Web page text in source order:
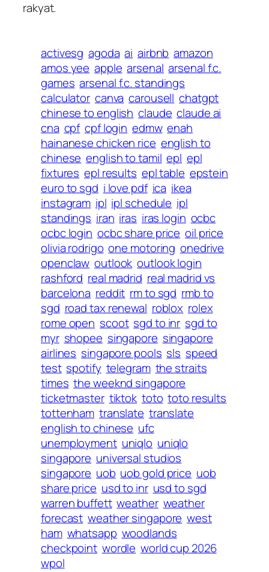
rakyat.
activesg agoda ai airbnb amazon
amos yee apple arsenal arsenal f.c.
games arsenal f.c. standings
calculator canva carousell chatgpt
chinese to english claude claude ai
cna cpf cpf login edmw enah
hainanese chicken rice english to
chinese english to tamil epl epl
fixtures epl results epl table epstein
euro to sgd i love pdf ica ikea
instagram ipl ipl schedule ipl
standings iran iras iras login ocbc
ocbc login ocbc share price oil price
olivia rodrigo one motoring onedrive
openclaw outlook outlook login
rashford real madrid real madrid vs
barcelona reddit rm to sgd rmb to
sgd road tax renewal roblox rolex
rome open scoot sgd to inr sgd to
myr shopee singapore singapore
airlines singapore pools sls speed
test spotify telegram the straits
times the weeknd singapore
ticketmaster tiktok toto toto results
tottenham translate translate
english to chinese ufc
unemployment uniqlo uniqlo
singapore universal studios
singapore uob uob gold price uob
share price usd to inr usd to sgd
warren buffett weather weather
forecast weather singapore west
ham whatsapp woodlands
checkpoint wordle world cup 2026
wpol